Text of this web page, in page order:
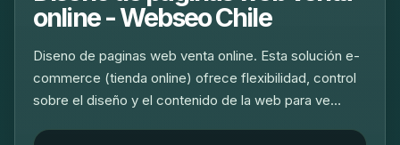
online - Webseo Chile
Diseno de paginas web venta online. Esta solución e-
commerce (tienda online) ofrece flexibilidad, control
sobre el diseño y el contenido de la web para ve…